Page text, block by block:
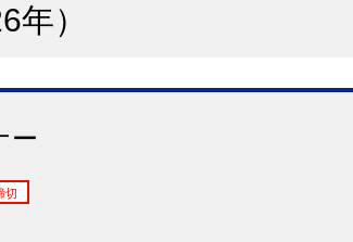
年）
ー
切